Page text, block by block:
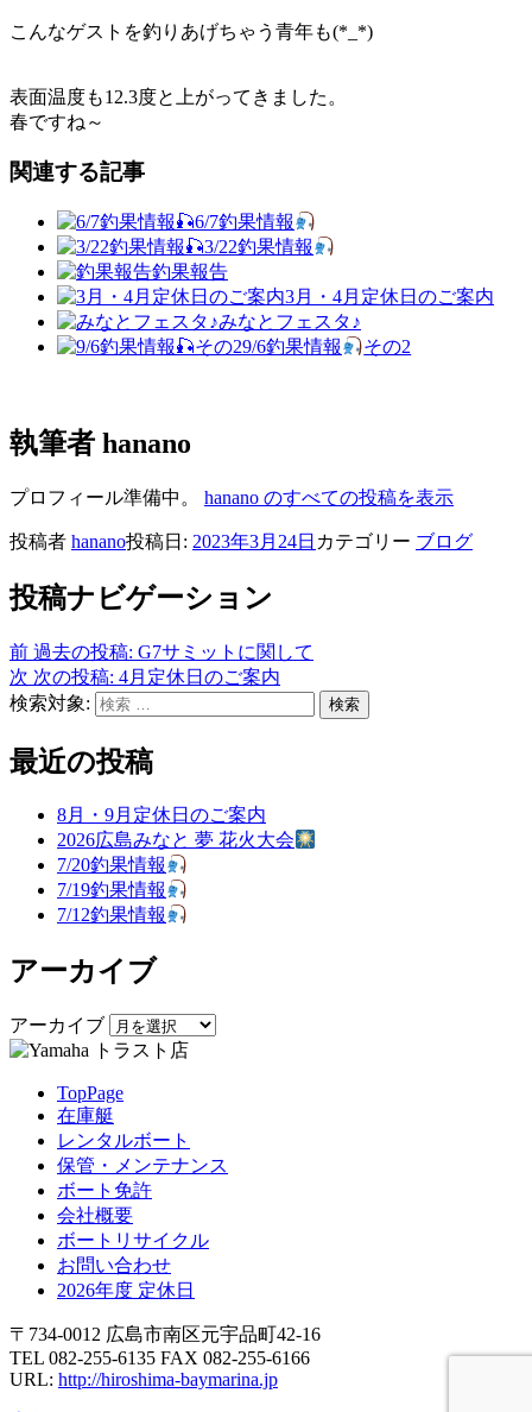
こんなゲストを釣りあげちゃう青年も(*_*)
表面温度も12.3度と上がってきました。
春ですね～
関連する記事
6/7釣果情報
3/22釣果情報
釣果報告
3月・4月定休日のご案内
みなとフェスタ♪
9/6釣果情報
その2
執筆者 hanano
プロフィール準備中。 hanano のすべての投稿を表示
投稿者 hanano投稿日: 2023年3月24日 カテゴリー ブログ
投稿ナビゲーション
前 過去の投稿: G7サミットに関して
次 次の投稿: 4月定休日のご案内
検索対象:
検索
最近の投稿
8月・9月定休日のご案内
2026広島みなと 夢 花火大会
7/20釣果情報
7/19釣果情報
7/12釣果情報
アーカイブ
アーカイブ
TopPage
在庫艇
レンタルボート
保管・メンテナンス
ボート免許
会社概要
ボートリサイクル
お問い合わせ
2026年度 定休日
〒734-0012 広島市南区元宇品町42-16
TEL 082-255-6135 FAX 082-255-6166
URL: http://hiroshima-baymarina.jp